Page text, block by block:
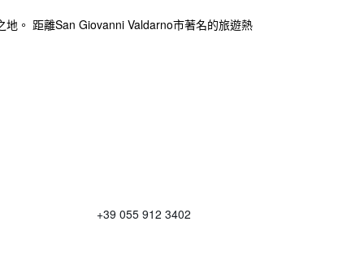
。 距離San Giovanni Valdarno市著名的旅遊熱
+39 055 912 3402